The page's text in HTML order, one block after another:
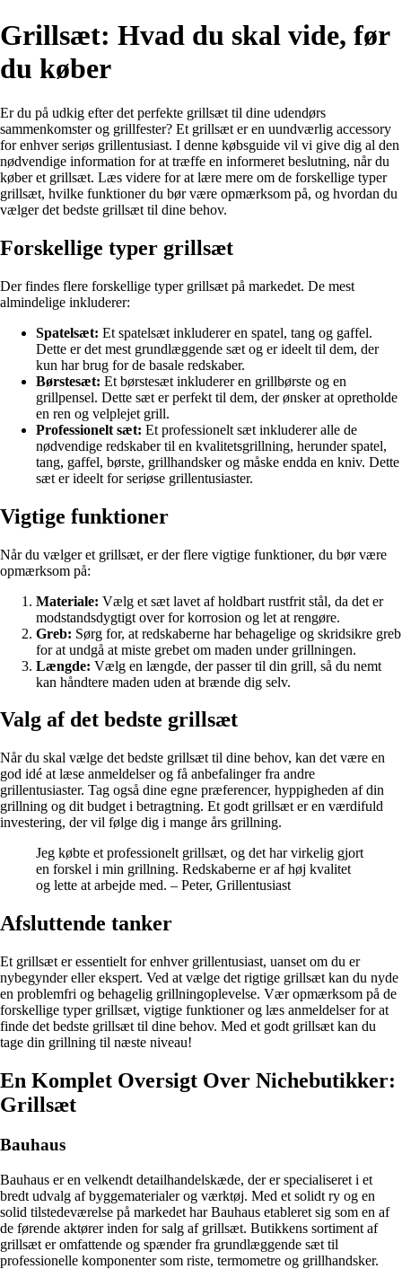
Grillsæt: Hvad du skal vide, før
du køber
Er du på udkig efter det perfekte grillsæt til dine udendørs
sammenkomster og grillfester? Et grillsæt er en uundværlig accessory
for enhver seriøs grillentusiast. I denne købsguide vil vi give dig al den
nødvendige information for at træffe en informeret beslutning, når du
køber et grillsæt. Læs videre for at lære mere om de forskellige typer
grillsæt, hvilke funktioner du bør være opmærksom på, og hvordan du
vælger det bedste grillsæt til dine behov.
Forskellige typer grillsæt
Der findes flere forskellige typer grillsæt på markedet. De mest
almindelige inkluderer:
Spatelsæt: Et spatelsæt inkluderer en spatel, tang og gaffel.
Dette er det mest grundlæggende sæt og er ideelt til dem, der
kun har brug for de basale redskaber.
Børstesæt: Et børstesæt inkluderer en grillbørste og en
grillpensel. Dette sæt er perfekt til dem, der ønsker at opretholde
en ren og velplejet grill.
Professionelt sæt: Et professionelt sæt inkluderer alle de
nødvendige redskaber til en kvalitetsgrillning, herunder spatel,
tang, gaffel, børste, grillhandsker og måske endda en kniv. Dette
sæt er ideelt for seriøse grillentusiaster.
Vigtige funktioner
Når du vælger et grillsæt, er der flere vigtige funktioner, du bør være
opmærksom på:
Materiale: Vælg et sæt lavet af holdbart rustfrit stål, da det er
modstandsdygtigt over for korrosion og let at rengøre.
Greb: Sørg for, at redskaberne har behagelige og skridsikre greb
for at undgå at miste grebet om maden under grillningen.
Længde: Vælg en længde, der passer til din grill, så du nemt
kan håndtere maden uden at brænde dig selv.
Valg af det bedste grillsæt
Når du skal vælge det bedste grillsæt til dine behov, kan det være en
god idé at læse anmeldelser og få anbefalinger fra andre
grillentusiaster. Tag også dine egne præferencer, hyppigheden af din
grillning og dit budget i betragtning. Et godt grillsæt er en værdifuld
investering, der vil følge dig i mange års grillning.
Jeg købte et professionelt grillsæt, og det har virkelig gjort
en forskel i min grillning. Redskaberne er af høj kvalitet
og lette at arbejde med. – Peter, Grillentusiast
Afsluttende tanker
Et grillsæt er essentielt for enhver grillentusiast, uanset om du er
nybegynder eller ekspert. Ved at vælge det rigtige grillsæt kan du nyde
en problemfri og behagelig grillningoplevelse. Vær opmærksom på de
forskellige typer grillsæt, vigtige funktioner og læs anmeldelser for at
finde det bedste grillsæt til dine behov. Med et godt grillsæt kan du
tage din grillning til næste niveau!
En Komplet Oversigt Over Nichebutikker:
Grillsæt
Bauhaus
Bauhaus er en velkendt detailhandelskæde, der er specialiseret i et
bredt udvalg af byggematerialer og værktøj. Med et solidt ry og en
solid tilstedeværelse på markedet har Bauhaus etableret sig som en af
de førende aktører inden for salg af grillsæt. Butikkens sortiment af
grillsæt er omfattende og spænder fra grundlæggende sæt til
professionelle komponenter som riste, termometre og grillhandsker.